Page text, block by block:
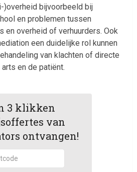
)overheid bijvoorbeeld bij
en problemen tussen
en overheid of verhuurders. Ook
een duidelijke rol kunnen
van klachten of directe
en de patiënt.
3 klikken
van
ontvangen!